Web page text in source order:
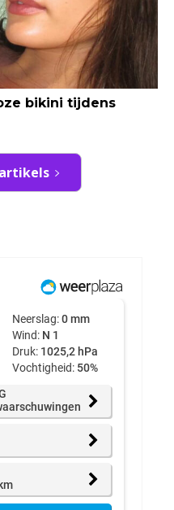
bikini tijdens